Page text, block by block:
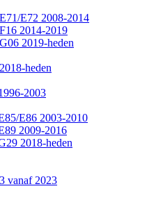
E72 2008-2014
2014-2019
2019-heden
heden
2003
E86 2003-2010
2009-2016
2018-heden
vanaf 2023